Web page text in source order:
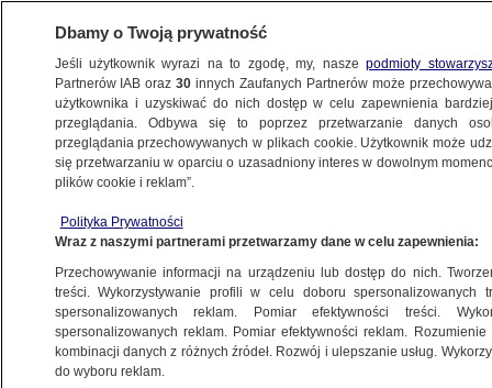
WARSZAWA
MOKOTÓW
nie współpracował z policją. Nowe
informacje o zatrzymanym
Dariusz Gałązka
26.06.2026, 15:20
Dbamy o Twoją prywatność
Jeśli użytkownik wyrazi na to zgodę, my, naszepodmioty
Partnerów IAB oraz30 innych Zaufanych Partnerów może
użytkownika i uzyskiwać do nich dostęp w celu zapewnienia
przeglądania. Odbywa się to poprzez przetwarzanie danych
przeglądania przechowywanych w plikach cookie. Użytkownik może
się przetwarzaniu w oparciu o uzasadniony interes w dowolnym
plików cookie i reklam”.
Polityka Prywatności
Wraz z naszymi partnerami przetwarzamy dane w celu zapewnienia:
Przechowywanie informacji na urządzeniu lub dostęp do nich.
treści. Wykorzystywanie profili w celu doboru spersonalizowanych
spersonalizowanych reklam. Pomiar efektywności treści.
spersonalizowanych reklam. Pomiar efektywności reklam.
kombinacji danych z różnych źródeł. Rozwój i ulepszanie usług.
do wyboru reklam.